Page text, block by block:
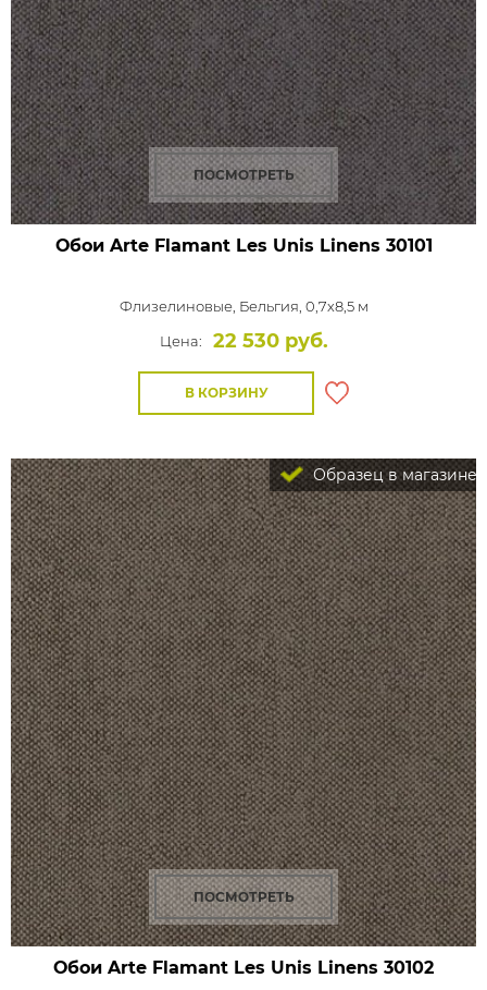
ПОСМОТРЕТЬ
Обои Arte Flamant Les Unis Linens 30101
Флизелиновые, Бельгия, 0,7x8,5 м
Цена:
22 530 руб.
В КОРЗИНУ
Образец в магазине
ПОСМОТРЕТЬ
Обои Arte Flamant Les Unis Linens 30102